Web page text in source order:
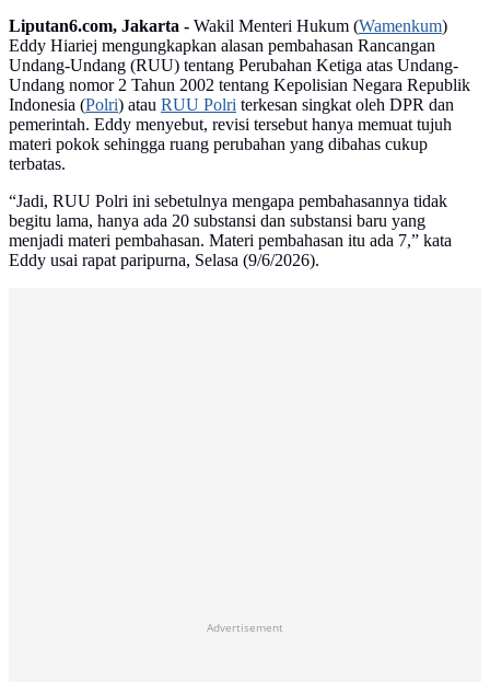
Liputan6.com, Jakarta - Wakil Menteri Hukum (Wamenkum)
Eddy Hiariej mengungkapkan alasan pembahasan Rancangan
Undang-Undang (RUU) tentang Perubahan Ketiga atas Undang-
Undang nomor 2 Tahun 2002 tentang Kepolisian Negara Republik
Indonesia (Polri) atau RUU Polri terkesan singkat oleh DPR dan
pemerintah. Eddy menyebut, revisi tersebut hanya memuat tujuh
materi pokok sehingga ruang perubahan yang dibahas cukup
terbatas.
“Jadi, RUU Polri ini sebetulnya mengapa pembahasannya tidak
begitu lama, hanya ada 20 substansi dan substansi baru yang
menjadi materi pembahasan. Materi pembahasan itu ada 7,” kata
Eddy usai rapat paripurna, Selasa (9/6/2026).
Advertisement